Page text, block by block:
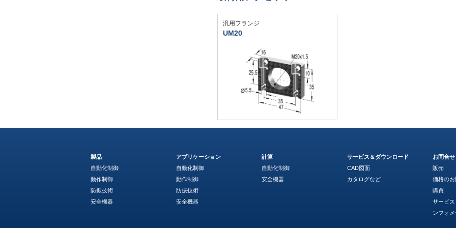
汎用フランジ
UM20
製品
自動化制御
動作制御
防振技術
安全機器
アプリケーション
自動化制御
動作制御
防振技術
安全機器
計算
自動化制御
安全機器
サービス＆ダウンロード
CAD図面
カタログなど
お問合せ
販売
価格の
購買
サービス
ンフォ